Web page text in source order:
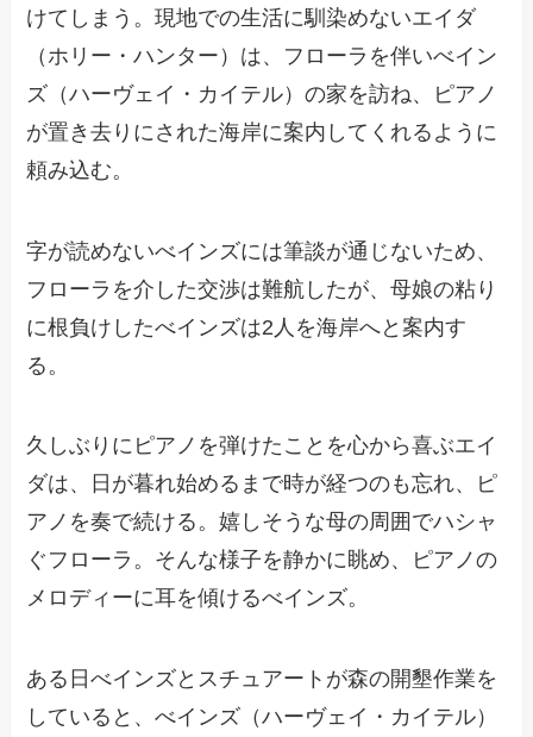
けてしまう。現地での生活に馴染めないエイダ
（ホリー・ハンター）は、フローラを伴いべイン
ズ（ハーヴェイ・カイテル）の家を訪ね、ピアノ
が置き去りにされた海岸に案内してくれるように
頼み込む。
字が読めないべインズには筆談が通じないため、
フローラを介した交渉は難航したが、母娘の粘り
に根負けしたべインズは2人を海岸へと案内す
る。
久しぶりにピアノを弾けたことを心から喜ぶエイ
ダは、日が暮れ始めるまで時が経つのも忘れ、ピ
アノを奏で続ける。嬉しそうな母の周囲でハシャ
ぐフローラ。そんな様子を静かに眺め、ピアノの
メロディーに耳を傾けるべインズ。
ある日べインズとスチュアートが森の開墾作業を
していると、べインズ（ハーヴェイ・カイテル）